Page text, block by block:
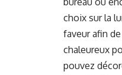
choix sur la
faveur afin
chaleureux
pouvez